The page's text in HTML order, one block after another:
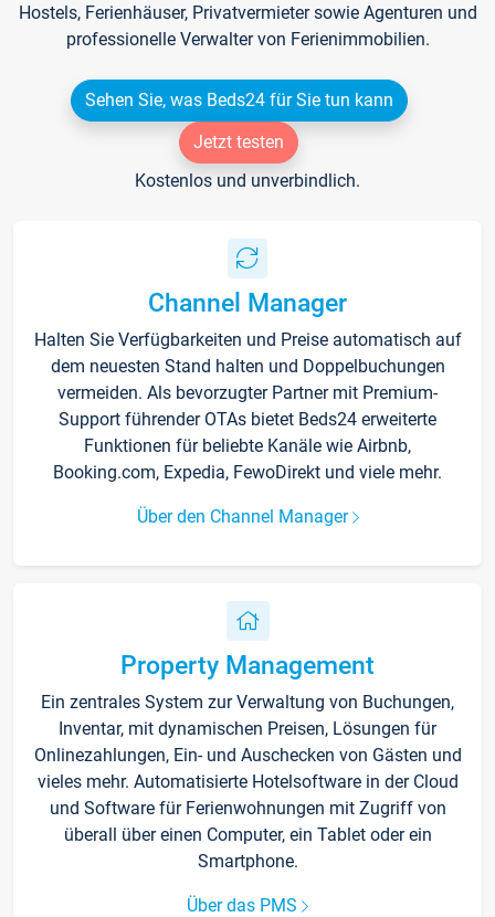
Hostels, Ferienhäuser, Privatvermieter sowie Agenturen und
professionelle Verwalter von Ferienimmobilien.
Sehen Sie, was Beds24 für Sie tun kann
Jetzt testen
Kostenlos und unverbindlich.
Channel Manager
Halten Sie Verfügbarkeiten und Preise automatisch auf
dem neuesten Stand halten und Doppelbuchungen
vermeiden. Als bevorzugter Partner mit Premium-
Support führender OTAs bietet Beds24 erweiterte
Funktionen für beliebte Kanäle wie Airbnb,
Booking.com, Expedia, FewoDirekt und viele mehr.
Über den Channel Manager
Property Management
Ein zentrales System zur Verwaltung von Buchungen,
Inventar, mit dynamischen Preisen, Lösungen für
Onlinezahlungen, Ein- und Auschecken von Gästen und
vieles mehr. Automatisierte Hotelsoftware in der Cloud
und Software für Ferienwohnungen mit Zugriff von
überall über einen Computer, ein Tablet oder ein
Smartphone.
Über das PMS